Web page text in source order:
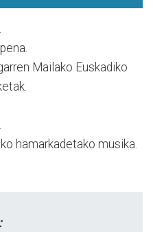
Mailako Euskadiko
hamarkadetako musika.